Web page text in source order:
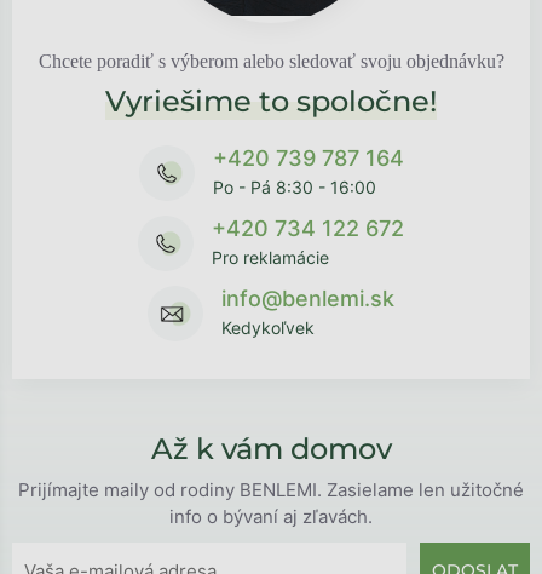
Chcete poradiť s výberom alebo sledovať svoju objednávku?
Vyriešime to spoločne!
+420 739 787 164
Po - Pá 8:30 - 16:00
+420 734 122 672
Pro reklamácie
info@benlemi.sk
Kedykoľvek
Až k vám domov
Prijímajte maily od rodiny BENLEMI. Zasielame len užitočné
info o bývaní aj zľavách.